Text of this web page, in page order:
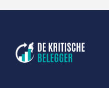
inhoud